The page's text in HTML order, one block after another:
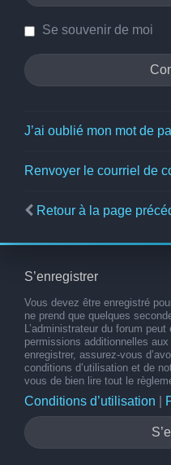
Se souvenir de moi
J’ai oublié mon mot de
Renvoyer le courriel de
Retour à la page
S’enregistrer
Vous devez être enregistré
ne prend que quelques
L’administrateur du forum
permissions additionnelles
enregistrer, assurez-vous
conditions d’utilisation et de
vous de bien lire tout le
Conditions d’utilisation